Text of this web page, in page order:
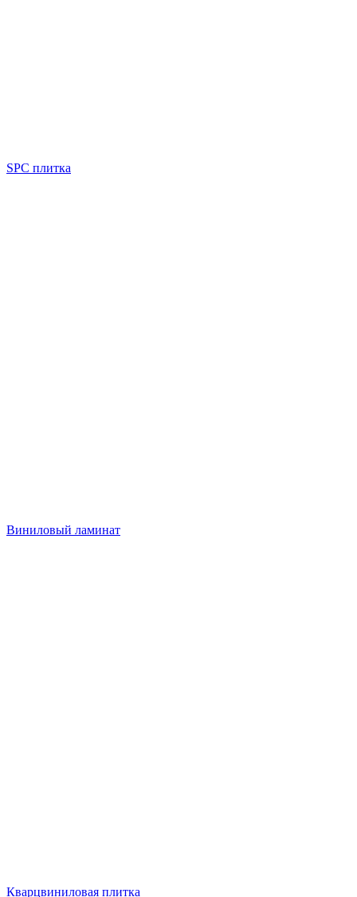
SPC плитка
Виниловый ламинат
Кварцвиниловая плитка